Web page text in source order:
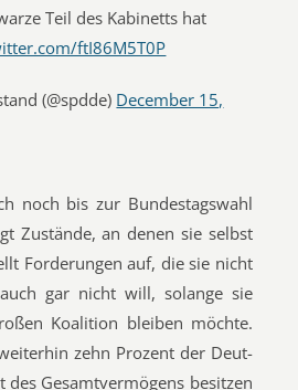
Teil des Kabinetts hat
ftI86M5T0P
(@spdde) December 15,
noch bis zur Bundestagswahl
Zustände, an denen sie selbst
Forderungen auf, die sie nicht
gar nicht will, solange sie
Koalition bleiben möchte.
zehn Prozent der Deut­
Gesamtvermögens besitzen